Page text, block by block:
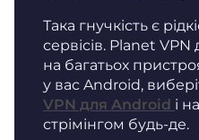
Така гнучкість є
сервісів. Planet
на багатьох
у вас Android,
VPN для Android і
стрімінгом будь-де.